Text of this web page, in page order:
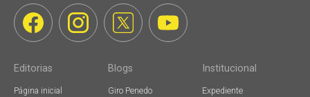
Editorias
Página inicial
Blogs
Giro Penedo
Institucional
Expediente